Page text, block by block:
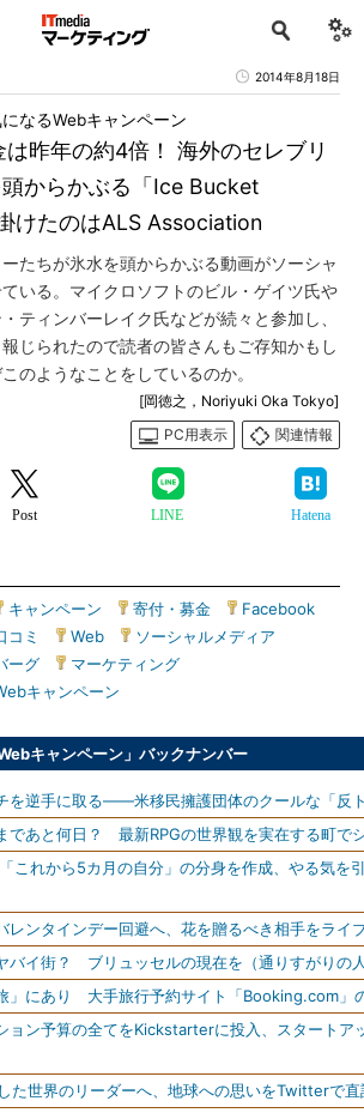
2014年8月18日
昨年の約4倍！ 海外のセレブリ
からかぶる「Ice Bucket
けたのはALS Association
になるWebキャンペーン
たちが氷水を頭からかぶる動画がソーシャ
いる。マイクロソフトのビル・ゲイツ氏や
ティンバーレイク氏などが続々と参加し、
じられたので読者の皆さんもご存知かもし
のようなことをしているのか。
[岡徳之，Noriyuki Oka Tokyo]
PC用表示
関連情報
Post LINE Hatena
キャンペーン 寄付・募金 Facebook
コミ Web ソーシャルメディア
ーグ
マーケティング
キャンペーン
キャンペーン」バックナンバー
を逆手に取る――米移民擁護団体のクールな「反
であと何日？ 最新RPGの世界観を実在する町で
これから5カ月の自分」の分身を作成、やる気を
レンタインデー回避へ、花を贈るべき相手をライ
バイ街？ ブリュッセルの現在を（通りすがりの
」にあり 大手旅行予約サイト「Booking.com」
ョン予算の全てをKickstarterに投入、スタートア
た世界のリーダーへ、地球への思いをTwitterで直